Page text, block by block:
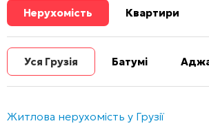
Нерухомість Квартири
Уся Грузія Батумі
Житлова нерухомість у Грузії